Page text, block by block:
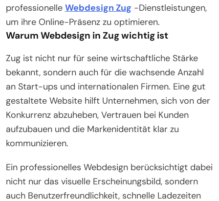
professionelle Webdesign Zug -Dienstleistungen,
um ihre Online-Präsenz zu optimieren.
Warum Webdesign in Zug wichtig ist
Zug ist nicht nur für seine wirtschaftliche Stärke
bekannt, sondern auch für die wachsende Anzahl
an Start-ups und internationalen Firmen. Eine gut
gestaltete Website hilft Unternehmen, sich von der
Konkurrenz abzuheben, Vertrauen bei Kunden
aufzubauen und die Markenidentität klar zu
kommunizieren.
Ein professionelles Webdesign berücksichtigt dabei
nicht nur das visuelle Erscheinungsbild, sondern
auch Benutzerfreundlichkeit, schnelle Ladezeiten